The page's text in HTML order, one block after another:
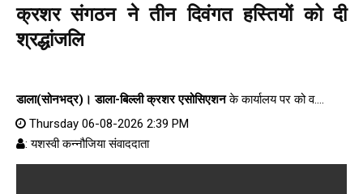
क्रशर संगठन ने तीन दिवंगत हस्तियों को दी
श्रद्धांजलि
डाला(सोनभद्र)। डाला-बिल्ली क्रशर एसोसिएशनके कार्यालय पर को व....
Thursday 06-08-2026 2:39 PM
: यशस्वी कन्नौजिया संवाददाता